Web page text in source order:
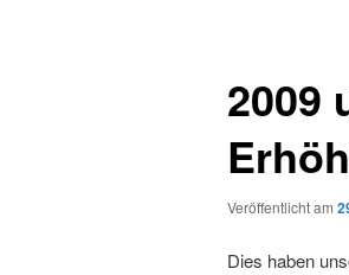
2009
Veröffentlicht am
Dies haben